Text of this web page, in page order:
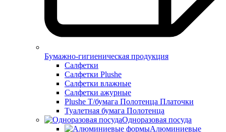
Бумажно-гигиеническая продукция
Салфетки
Салфетки Plushe
Салфетки влажные
Салфетки ажурные
Plushe Т/бумага Полотенца Платочки
Туалетная бумага Полотенца
Одноразовая посуда
Алюминиевые